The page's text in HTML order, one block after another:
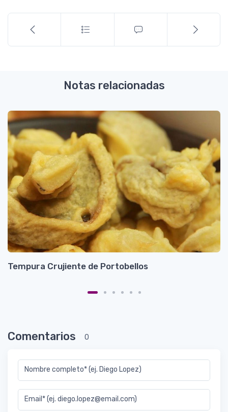
Notas relacionadas
Tempura Crujiente de Portobellos
Comentarios 0
Nombre completo* (ej. Diego Lopez)
Email* (ej. diego.lopez@email.com)